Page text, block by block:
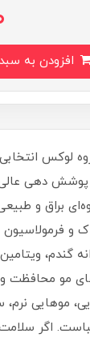
لوکس
پوشش‌ دهی
براق و
و
مو محافظت
موهایی
اگر